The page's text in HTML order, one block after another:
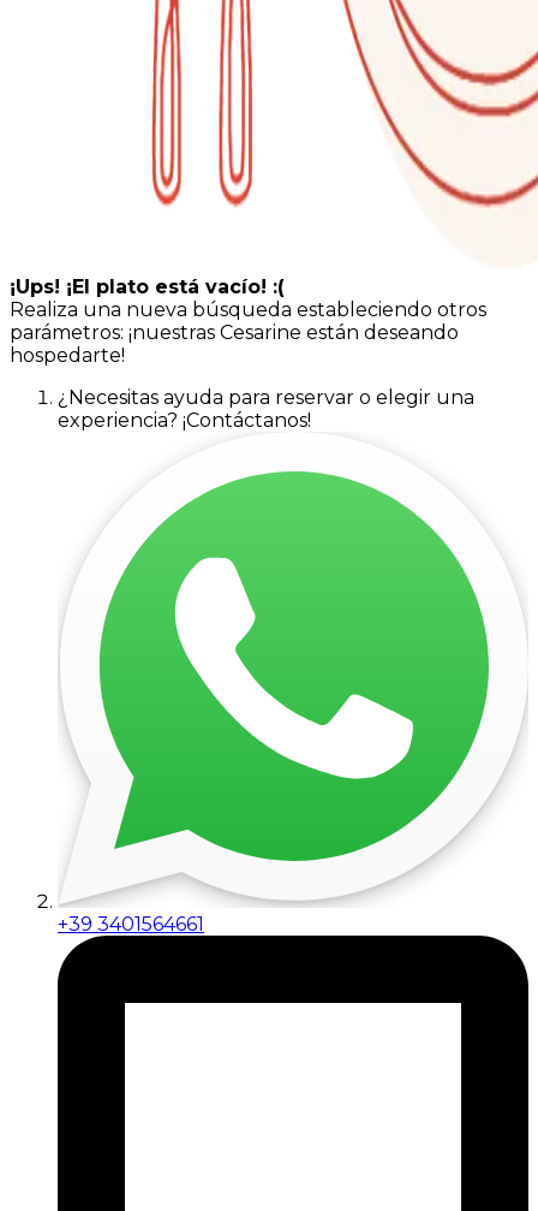
¡Ups! ¡El plato está vacío! :(
Realiza una nueva búsqueda estableciendo otros
parámetros: ¡nuestras Cesarine están deseando
hospedarte!
¿Necesitas ayuda para reservar o elegir una
experiencia? ¡Contáctanos!
+39 3401564661